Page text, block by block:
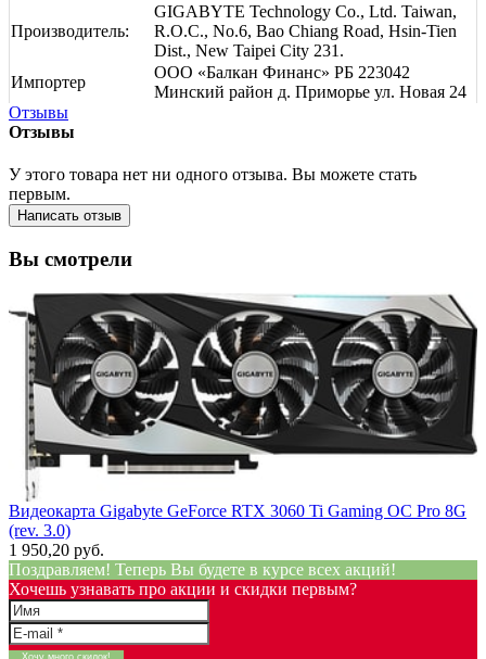
Производитель:
GIGABYTE Technology Co., Ltd. Taiwan,
R.O.C., No.6, Bao Chiang Road, Hsin-Tien
Dist., New Taipei City 231.
Импортер
ООО «Балкан Финанс» РБ 223042
Минский район д. Приморье ул. Новая 24
Отзывы
Отзывы
У этого товара нет ни одного отзыва. Вы можете стать
первым.
Написать отзыв
Вы смотрели
Видеокарта Gigabyte GeForce RTX 3060 Ti Gaming OC Pro 8G
(rev. 3.0)
1 950,20 руб.
Поздравляем! Теперь Вы будете в курсе всех акций!
Хочешь узнавать про акции и скидки первым?